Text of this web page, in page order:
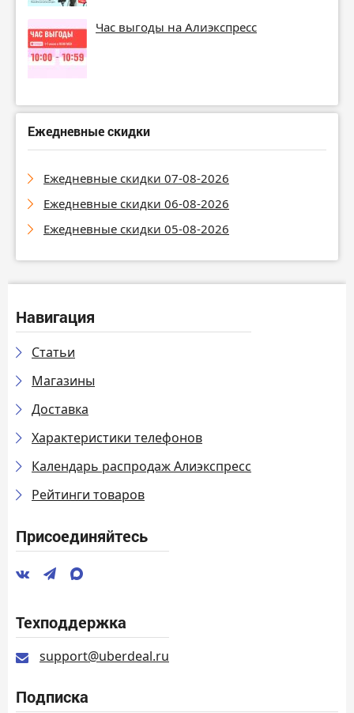
Час выгоды на Алиэкспресс
Ежедневные скидки
Ежедневные скидки 07-08-2026
Ежедневные скидки 06-08-2026
Ежедневные скидки 05-08-2026
Навигация
Статьи
Магазины
Доставка
Характеристики телефонов
Календарь распродаж Алиэкспресс
Рейтинги товаров
Присоединяйтесь
Техподдержка
support@uberdeal.ru
Подписка